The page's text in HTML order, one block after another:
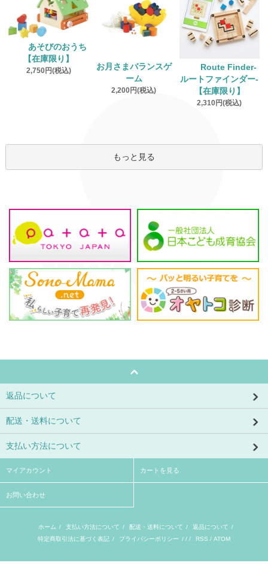
あそびのおうち
【在庫限り】
2,750円(税込)
お月さまバランスゲ
ーム
2,200円(税込)
Route Finder‐
ルートファインダー‐
【在庫限り】
2,310円(税込)
もっと見る
返品について
配送・送料について
支払い方法について
マイアカウント カートを見る
お問い合わせ
ホーム / 支払い方法について / 配送・送料について / 返品について /
特定商取引法に基づく表記 / プライバシーポリシー / / / RSS / ATOM